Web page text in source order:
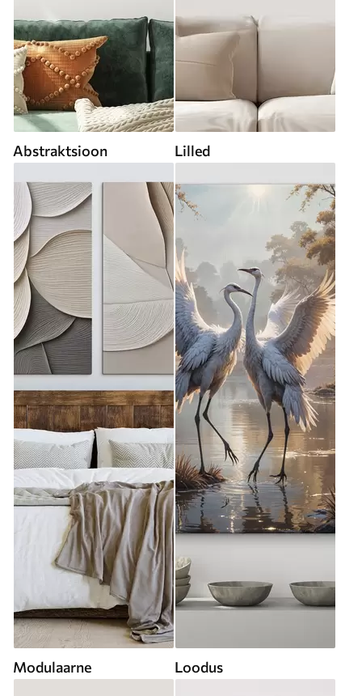
Abstraktsioon Lilled
Modulaarne Loodus